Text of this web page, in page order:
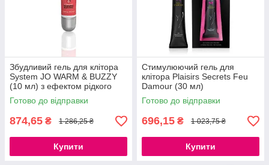
Збудливий гель для клітора
System JO WARM & BUZZY
(10 мл) з ефектом рідкого
вібратора 777Store.com.ua
Готово до відправки
874,65 ₴ 1 286,25 ₴
Купити
Стимулюючий гель для
клітора Plaisirs Secrets Feu
Damour (30 мл)
розігріваючий
777Store.com.ua
Готово до відправки
696,15 ₴ 1 023,75 ₴
Купити